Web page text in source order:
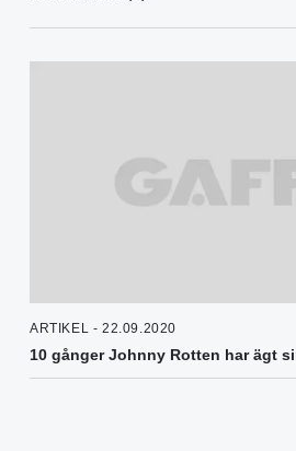
ARTIKEL - 22.09.2020
10 gånger Johnny Rotten har ägt